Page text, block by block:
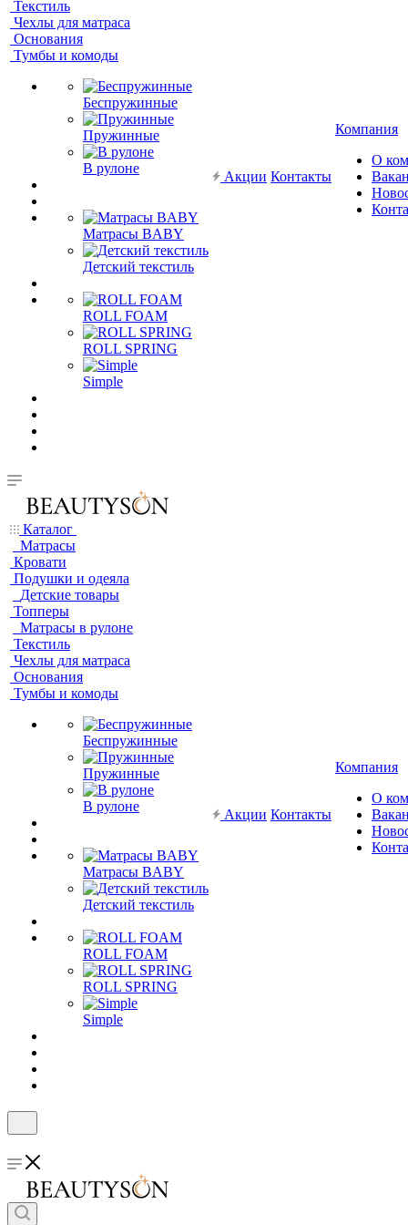
Текстиль
Чехлы для матраса
Основания
Тумбы и комоды
Беспружинные
Пружинные
В рулоне
Матрасы BABY
Детский текстиль
ROLL FOAM
ROLL SPRING
Simple
Акции Контакты
Компания
О
Каталог
Матрасы
Кровати
Подушки и одеяла
Детские товары
Топперы
Матрасы в рулоне
Текстиль
Чехлы для матраса
Основания
Тумбы и комоды
Беспружинные
Пружинные
В рулоне
Матрасы BABY
Детский текстиль
ROLL FOAM
ROLL SPRING
Simple
Акции Контакты
Компания
О